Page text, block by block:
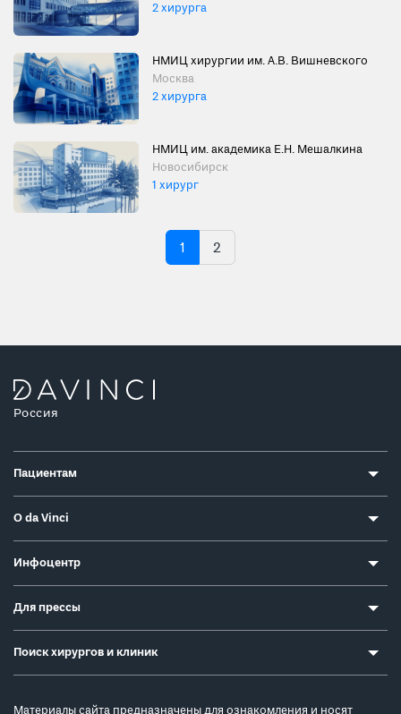
2 хирурга
НМИЦ хирургии им. А.В. Вишневского
Москва
2 хирурга
НМИЦ им. академика Е.Н. Мешалкина
Новосибирск
1 хирург
1 2
Россия
Пациентам
О da Vinci
Инфоцентр
Для прессы
Поиск хирургов и клиник
Материалы сайта предназначены для ознакомления и носят